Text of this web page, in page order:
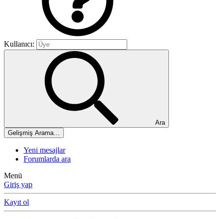
Kullanıcı:
Ara
Gelişmiş Arama…
Yeni mesajlar
Forumlarda ara
Menü
Giriş yap
Kayıt ol